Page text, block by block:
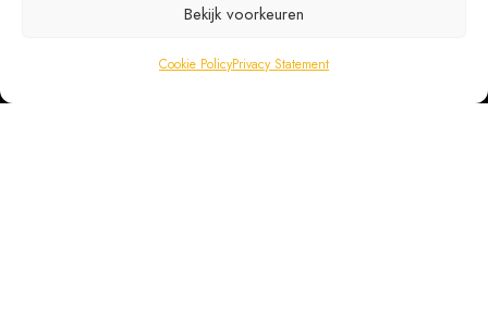
Bekijk voorkeuren
Cookie PolicyPrivacy Statement